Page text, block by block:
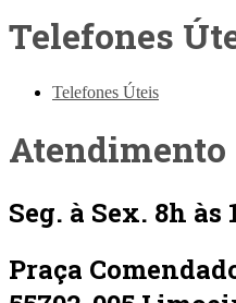
Telefones
Telefones Úteis
Atendimento
Seg. à Sex. 8h às
Praça